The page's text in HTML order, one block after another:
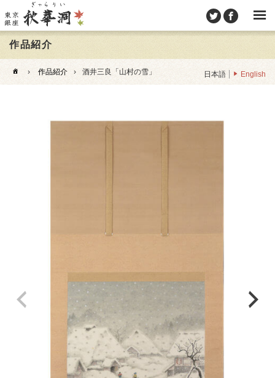
作品紹介
› 作品紹介 › 酒井三良「山村の雪」 日本語 English